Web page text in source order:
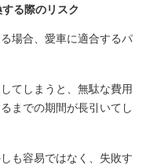
る際のリスク
場合、愛車に適合するパ
てしまうと、無駄な費用
までの期間が長引いてし
も容易ではなく、失敗す